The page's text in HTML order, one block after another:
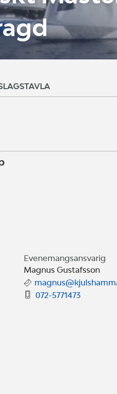
Evenemangsansvarig
Magnus Gustafsson
072-5771473